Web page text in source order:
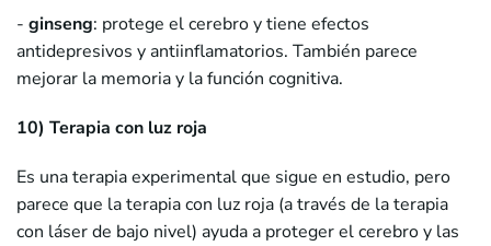
- ginseng: protege el cerebro y tiene efectos
antidepresivos y antiinflamatorios. También parece
mejorar la memoria y la función cognitiva.
10) Terapia con luz roja
Es una terapia experimental que sigue en estudio, pero
parece que la terapia con luz roja (a través de la terapia
con láser de bajo nivel) ayuda a proteger el cerebro y las